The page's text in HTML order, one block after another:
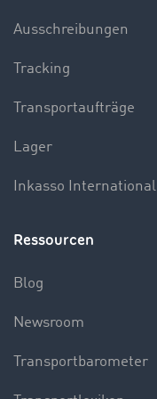
Ausschreibungen
Tracking
Transportaufträge
Lager
Inkasso International
Ressourcen
Blog
Newsroom
Transportbarometer